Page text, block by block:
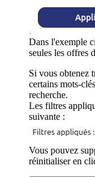
Dans l'exemple
seules les offres
Si vous obtenez
certains mots-
recherche.
Les filtres
suivante :
Vous pouvez
réinitialiser en